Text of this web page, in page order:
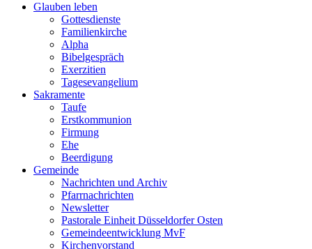
Glauben leben
Gottesdienste
Familienkirche
Alpha
Bibelgespräch
Exerzitien
Tagesevangelium
Sakramente
Taufe
Erstkommunion
Firmung
Ehe
Beerdigung
Gemeinde
Nachrichten und Archiv
Pfarrnachrichten
Newsletter
Pastorale Einheit Düsseldorfer Osten
Gemeindeentwicklung MvF
Kirchenvorstand